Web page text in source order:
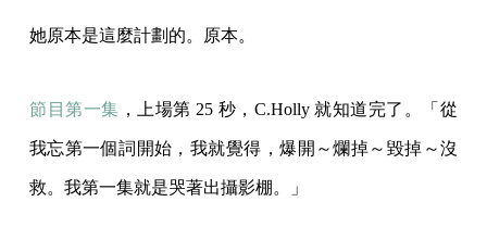
她原本是這麼計劃的。原本。
節目第一集 ，上場第 25 秒，C.Holly 就知道完了。「從
我忘第一個詞開始，我就覺得，爆開～爛掉～毀掉～沒
救。我第一集就是哭著出攝影棚。」